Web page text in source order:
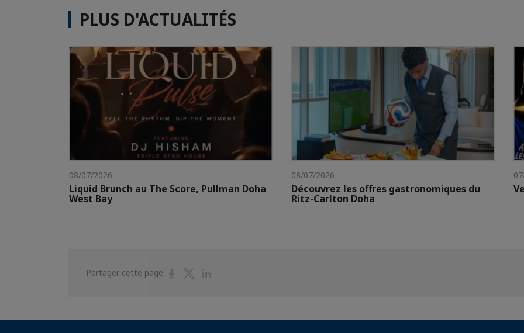
PLUS D'ACTUALITÉS
08/07/2026
Liquid Brunch au The Score, Pullman Doha
West Bay
08/07/2026
Découvrez les offres gastronomiques du
Ritz-Carlton Doha
Partager cette page
PartagerPartager